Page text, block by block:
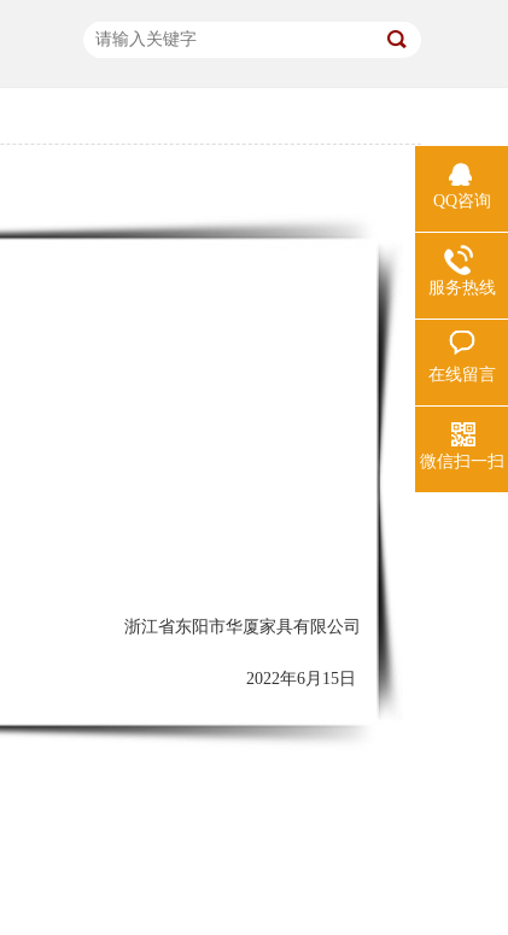
浙江省东阳市华厦家具有限公司
2022年6月15 日
QQ咨询
服务热线
在线留言
微信扫一扫